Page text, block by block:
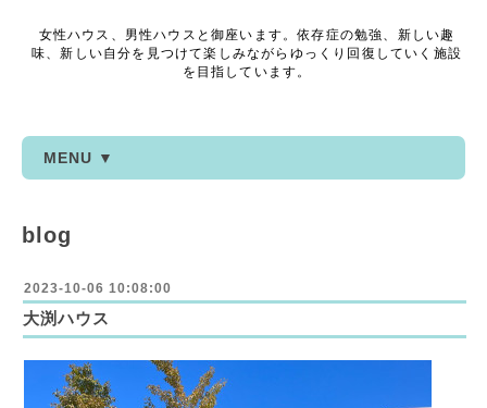
女性ハウス、男性ハウスと御座います。依存症の勉強、新しい趣
味、新しい自分を見つけて楽しみながらゆっくり回復していく施設
を目指しています。
MENU ▼
blog
2023-10-06 10:08:00
大渕ハウス